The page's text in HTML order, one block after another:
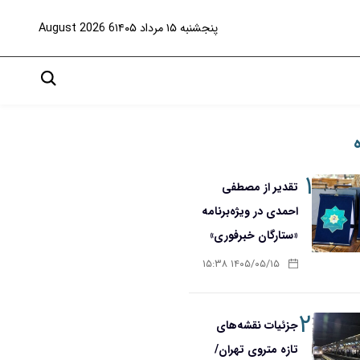
پنجشنبه ۱۵ مرداد ۱۴۰۵ 6 August 2026
۱ تقدیر از مصطفی
احمدی در ویژه‌برنامه
«ستارگان خبرفوری»
۱۴۰۵/۰۵/۱۵ ۱۵:۳۸
۲جزئیات نقشه‌های
تازه متروی تهران/